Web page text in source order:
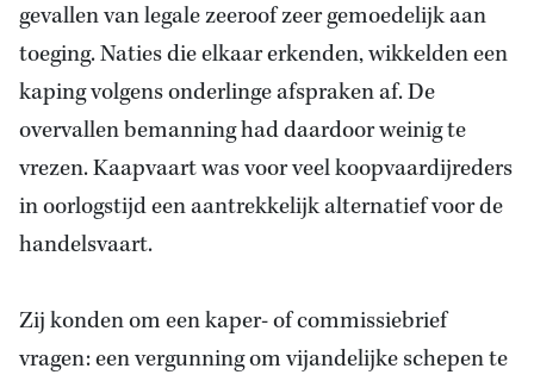
gevallen van legale zeeroof zeer gemoedelijk aan
toeging. Naties die elkaar erkenden, wikkelden een
kaping volgens onderlinge afspraken af. De
overvallen bemanning had daardoor weinig te
vrezen. Kaapvaart was voor veel koopvaardijreders
in oorlogstijd een aantrekkelijk alternatief voor de
handelsvaart.
Zij konden om een kaper- of commissiebrief
vragen: een vergunning om vijandelijke schepen te